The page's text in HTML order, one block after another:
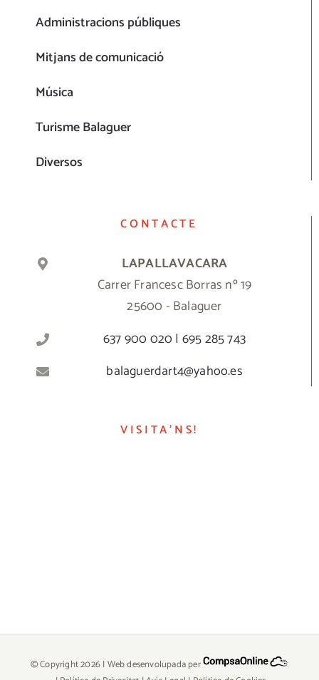
Administracions públiques
Mitjans de comunicació
Música
Turisme Balaguer
Diversos
CONTACTE
LAPALLAVACARA
Carrer Francesc Borras nº 19
25600 - Balaguer
637 900 020 | 695 285 743
balaguerdart4@yahoo.es
VISITA’NS!
© Copyright2026 | Web desenvolupada per